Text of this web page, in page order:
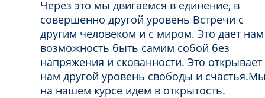
Через это мы двигаемся в единение, в
совершенно другой уровень Встречи с
другим человеком и с миром. Это дает нам
возможность быть самим собой без
напряжения и скованности. Это открывает
нам другой уровень свободы и
на нашем курсе идем в открытость.